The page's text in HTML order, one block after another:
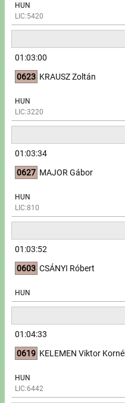
HUN
LIC:5420
01:03:00
0623 KRAUSZ Zoltán
HUN
LIC:3220
01:03:34
0627 MAJOR Gábor
HUN
LIC:810
01:03:52
0603 CSÁNYI Róbert
HUN
01:04:33
0619 KELEMEN Viktor Kornél
HUN
LIC:6442